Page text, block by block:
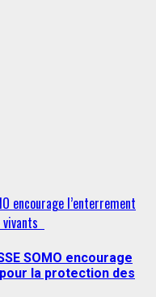
encourage l’enterrement
SOMO encourage
la protection des